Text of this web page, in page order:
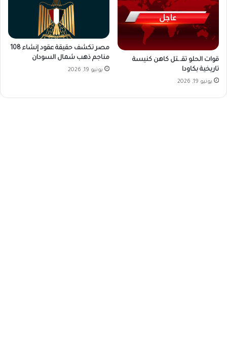
قوات الحلو تقـ.ـتل كاهن كنيسة
تاريخية بكاودا
يونيو 19, 2026
مصر تكشف حقيقة عقود إنشاء 108
مناجم ذهب شمال السودان
يونيو 19, 2026